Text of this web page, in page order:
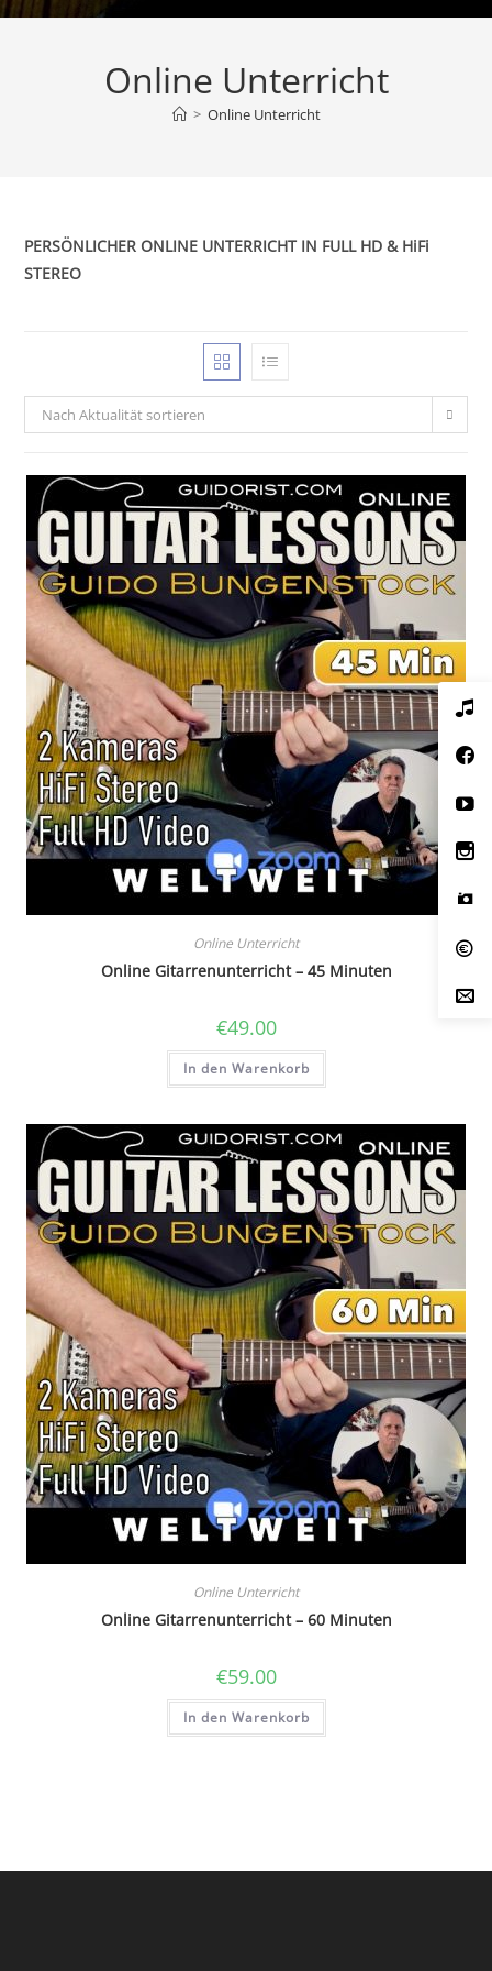
Online Unterricht
> Online Unterricht
PERSÖNLICHER ONLINE UNTERRICHT IN FULL HD & HiFi
STEREO
Nach Aktualität sortieren
Online Unterricht
Online Gitarrenunterricht – 45 Minuten
€49.00
In den Warenkorb
Online Unterricht
Online Gitarrenunterricht – 60 Minuten
€59.00
In den Warenkorb